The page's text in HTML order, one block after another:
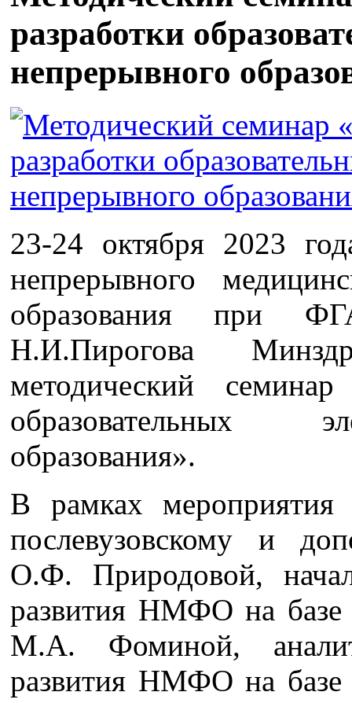
разработки
непрерывного
23-24 октября 2023
непрерывного
образования
Н.И.Пирогова
методический
образовательных
образования».
В рамках мероприятия
послевузовскому и
О.Ф. Природовой,
развития НМФО на
М.А. Фоминой,
развития НМФО на